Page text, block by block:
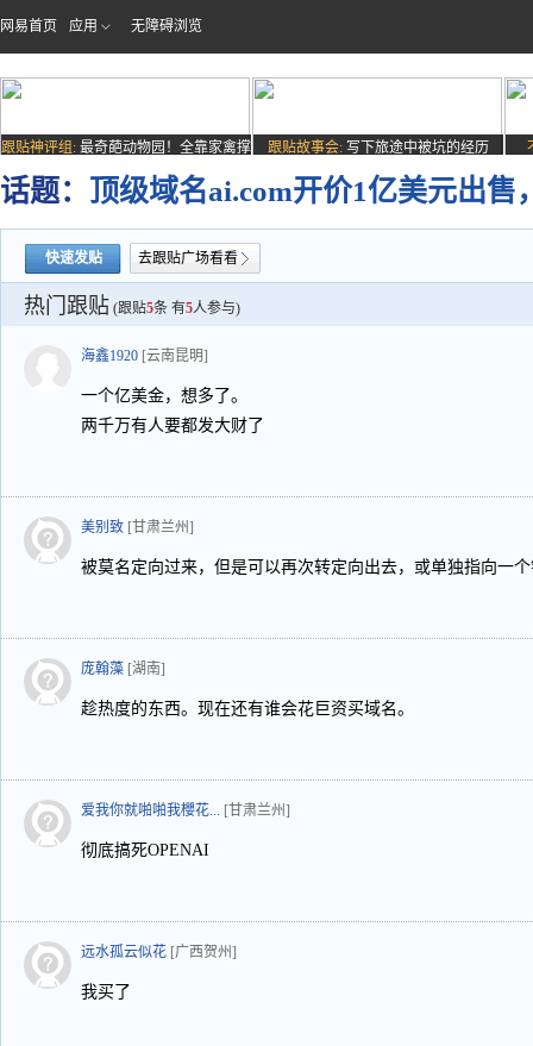
网易首页 应用 无障碍浏览
跟贴神评组: 最奇葩动物园！全靠家禽撑
场子
跟贴故事会: 写下旅途中被坑的经历
话题： 顶级域名ai.com开价1亿美元出售
快速发贴 去跟贴广场看看
热门跟贴 (跟贴5条 有5人参与)
海鑫1920 [云南昆明]
一个亿美金，想多了。
两千万有人要都发大财了
美别致 [甘肃兰州]
被莫名定向过来，但是可以再次转定向出去，或单独指向一
庞翰藻 [湖南]
趁热度的东西。现在还有谁会花巨资买域名。
爱我你就啪啪我櫻花... [甘肃兰州]
彻底搞死OPENAI
远水孤云似花 [广西贺州]
我买了